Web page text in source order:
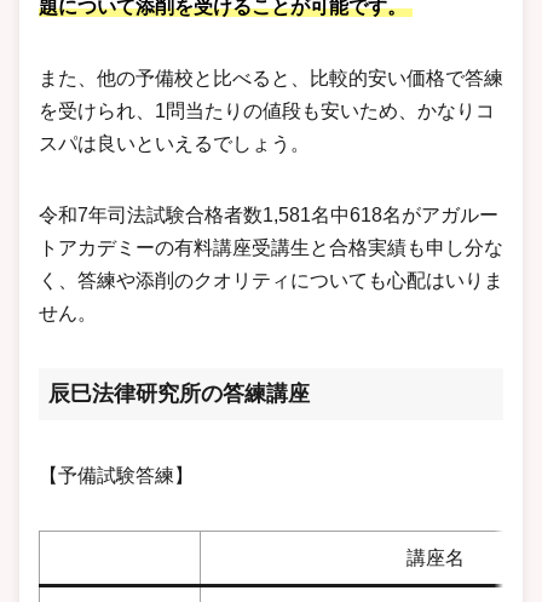
題について添削を受けることが可能です。
また、他の予備校と比べると、比較的安い価格で答練
を受けられ、1問当たりの値段も安いため、かなりコ
スパは良いといえるでしょう。
令和7年司法試験合格者数1,581名中618名がアガルー
トアカデミーの有料講座受講生と合格実績も申し分な
く、答練や添削のクオリティについても心配はいりま
せん。
辰巳法律研究所の答練講座
【予備試験答練】
講座名